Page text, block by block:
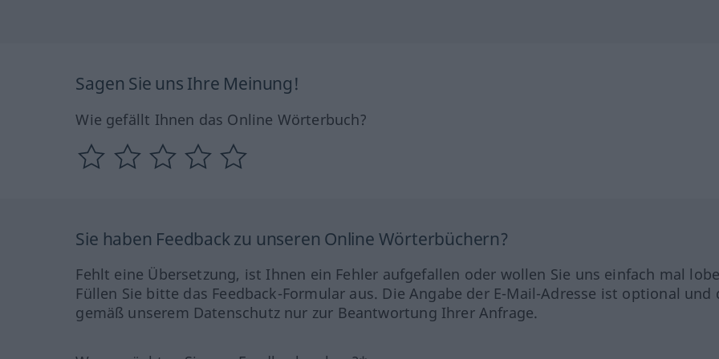
Sagen Sie uns Ihre Meinung!
Wie gefällt Ihnen das Online Wörterbuch?
Sie haben Feedback zu unseren Online Wörterbüchern?
Fehlt eine Übersetzung, ist Ihnen ein Fehler aufgefallen oder wollen Sie uns einfach mal
Füllen Sie bitte das Feedback-Formular aus. Die Angabe der E-Mail-Adresse ist optional und
gemäß unserem Datenschutz nur zur Beantwortung Ihrer Anfrage.